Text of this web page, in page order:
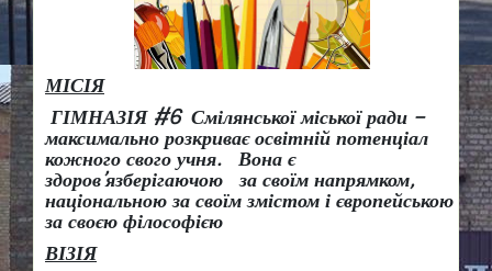
МІСІЯ
ГІМНАЗІЯ #6 Смілянської міської ради –
максимально розкриває освітній потенціал
кожного свого учня.
Вона є
здоров’язберігаючою за своїм напрямком,
національною за своїм змістом і європейською
за своєю філософією
ВІЗІЯ